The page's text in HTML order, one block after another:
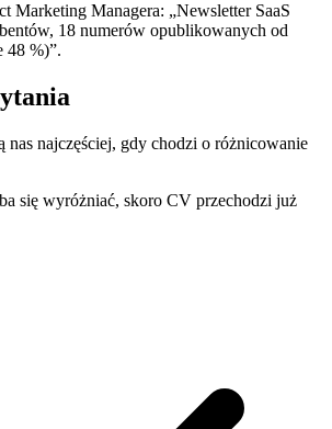
Marketing Managera: „Newsletter SaaS
18 numerów opublikowanych od
48 %)”.
nas najczęściej, gdy chodzi o różnicowanie
się wyróżniać, skoro CV przechodzi już